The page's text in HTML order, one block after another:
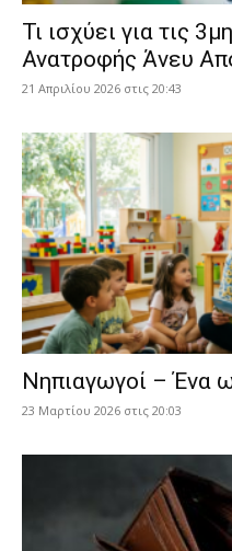
​Τι ισχύει για τις
Ανατροφής Άνευ
21 Απριλίου 2026 στις 20:43
Νηπιαγωγοί – Ένα
23 Μαρτίου 2026 στις 20:03